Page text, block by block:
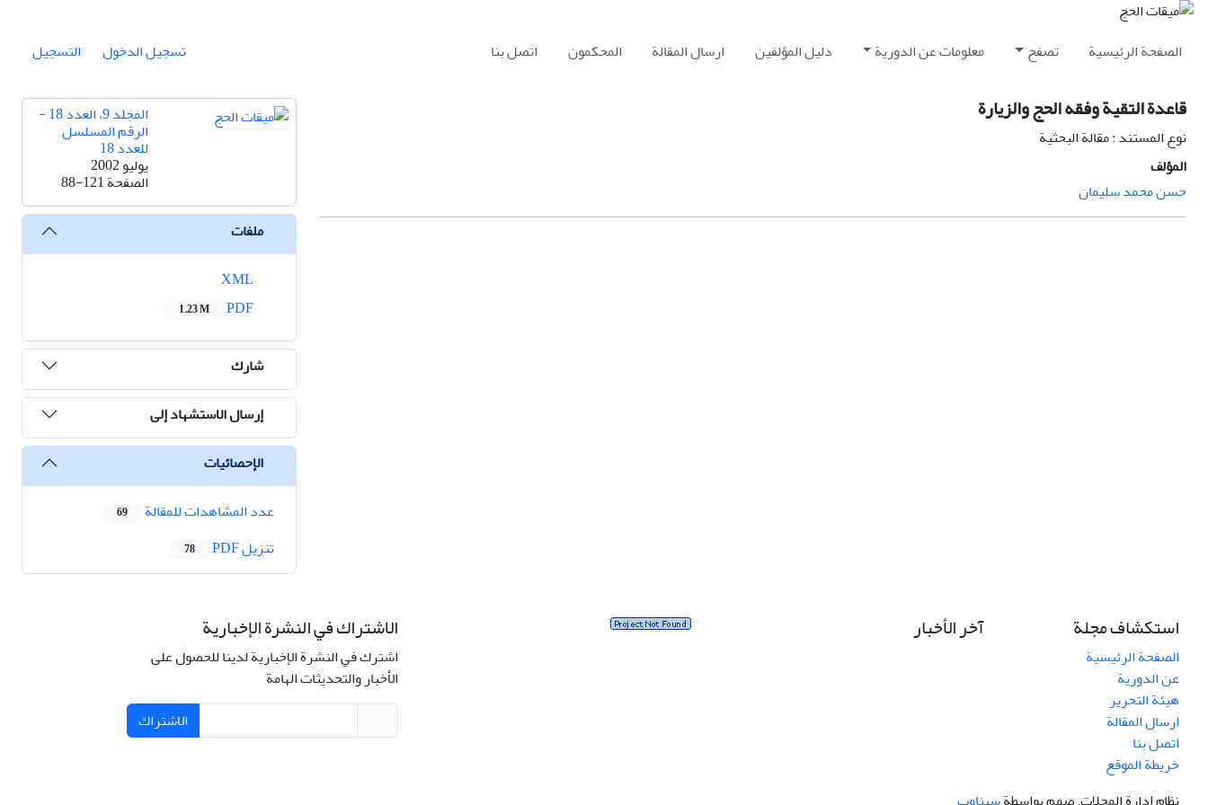
الصفحة الرئيسية تصفح معلومات عن الدورية دليل المؤلفين ارسال المقالة المحكمون اتصل بنا تسجيل الدخول التسجيل
قاعدة التقية وفقه الحج والزيارة
نوع المستند : مقالة البحثية
المؤلف
حسن محمد سليمان
المجلد 9، العدد 18 -
الرقم المسلسل
للعدد 18
يوليو 2002
الصفحة88-121
ملفات
1.23 M
شارك
إرسال الاستشهاد إلى
الإحصائيات
عدد المشاهدات للمقالة
69
تنزیل PDF 78
استكشاف مجلة
الصفحة الرئيسية
عن الدورية
هيئة التحرير
ارسال المقالة
اتصل بنا
خريطة الموقع
آخر الأخبار الاشتراك في النشرة الإخبارية
اشترك في النشرة الإخبارية لدينا للحصول على
الأخبار والتحديثات الهامة
الاشتراك